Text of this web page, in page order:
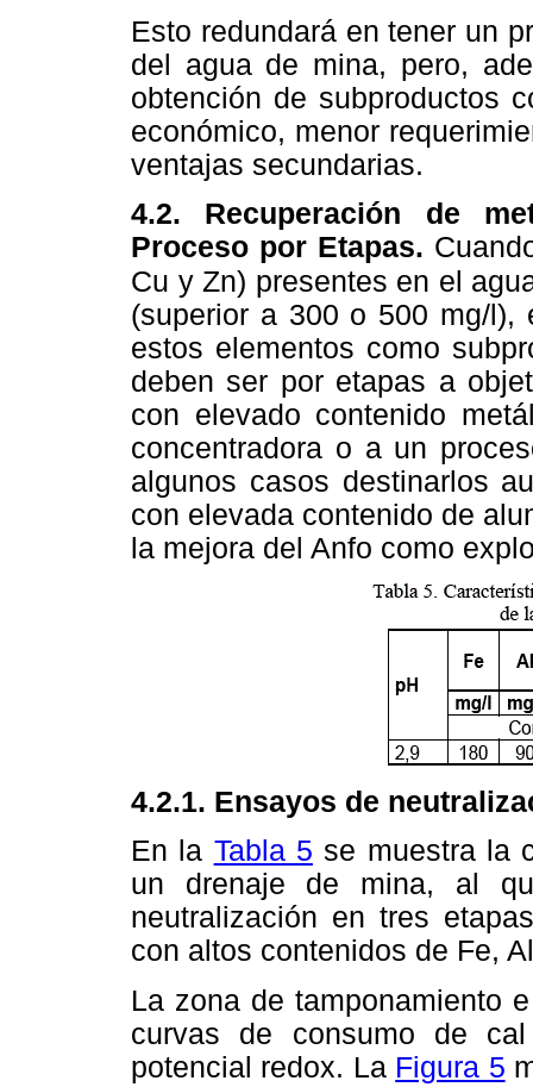
Esto redundará en tener un
del agua de mina, pero,
obtención de subproductos
económico, menor
ventajas secundarias.
4.2. Recuperación de
Proceso por Etapas.
Cu y Zn) presentes en el
(superior a 300 o 500 mg/l),
estos elementos como
deben ser por etapas a
con elevado contenido
concentradora o a un
algunos casos destinarlos
con elevada contenido de
la mejora del Anfo como
4.2.1. Ensayos de
En la Tabla 5 se muestra la
un drenaje de mina, al
neutralización en tres
con altos contenidos de Fe,
La zona de tamponamiento
curvas de consumo de
potencial redox. La Figura 5